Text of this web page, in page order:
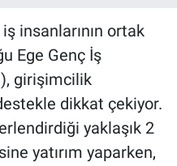
insanlarının ortak
Ege Genç İş
girişimcilik
dikkat çekiyor.
yaklaşık 2
yatırım yaparken,